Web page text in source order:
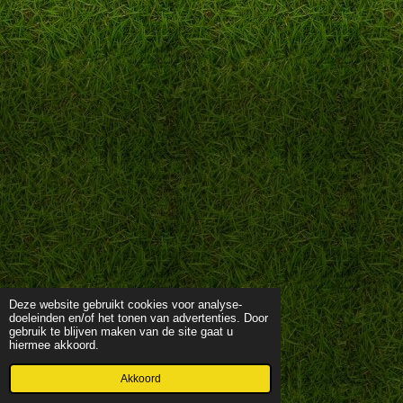
Deze website gebruikt cookies voor analyse-
doeleinden en/of het tonen van advertenties. Door
gebruik te blijven maken van de site gaat u
hiermee akkoord.
Akkoord